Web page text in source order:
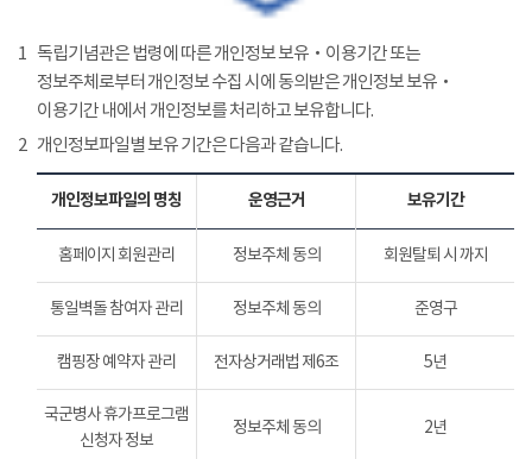
1 독립기념관은 법령에 따른 개인정보 보유‧이용기간 또는
정보주체로부터 개인정보 수집 시에 동의받은 개인정보 보유‧
이용기간 내에서 개인정보를 처리하고 보유합니다.
2 개인정보파일별 보유 기간은 다음과 같습니다.
개인정보파일의 명칭 운영근거 보유기간
홈페이지 회원관리 정보주체 동의 회원탈퇴 시 까지
통일벽돌 참여자 관리 정보주체 동의 준영구
캠핑장 예약자 관리 전자상거래법 제6조 5년
국군병사 휴가프로그램
신청자 정보
정보주체 동의 2년